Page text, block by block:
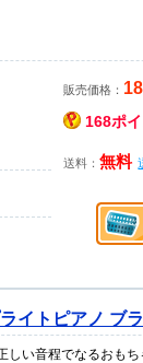
販売価格：
168ポ
送料：無料
イトピアノ ブ
しい音程でなるおも